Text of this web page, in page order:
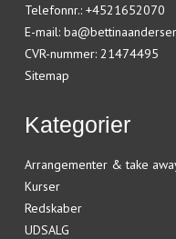
Telefonnr.: +4521652070
E-mail:
CVR-nummer: 21474495
Sitemap
Kategorier
Arrangementer & take
Kurser
Redskaber
UDSALG